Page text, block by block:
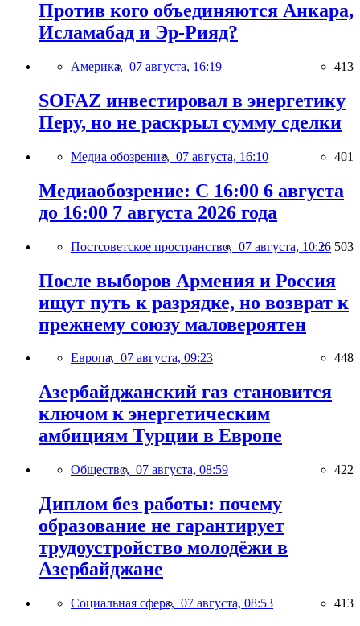
Против кого объединяются Анкара,
Исламабад и Эр-Рияд?
Америка, 07 августа, 16:19 413
SOFAZ инвестировал в энергетику
Перу, но не раскрыл сумму сделки
Медиа обозрение, 07 августа, 16:10 401
Медиаобозрение: С 16:00 6 августа
до 16:00 7 августа 2026 года
Постсоветское пространство, 07 августа, 10:26 503
После выборов Армения и Россия
ищут путь к разрядке, но возврат к
прежнему союзу маловероятен
Европа, 07 августа, 09:23 448
Азербайджанский газ становится
ключом к энергетическим
амбициям Турции в Европе
Общество, 07 августа, 08:59 422
Диплом без работы: почему
образование не гарантирует
трудоустройство молодёжи в
Азербайджане
Социальная сфера, 07 августа, 08:53 413